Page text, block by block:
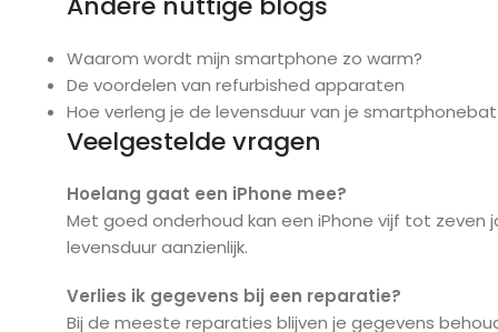
Waarom wordt mijn smartphone zo warm?
De voordelen van refurbished apparaten
Hoe verleng je de levensduur van je
Veelgestelde vragen
Hoelang gaat een iPhone mee?
Met goed onderhoud kan een iPhone vijf tot
levensduur aanzienlijk.
Verlies ik gegevens bij een reparatie?
Bij de meeste reparaties blijven je gegevens